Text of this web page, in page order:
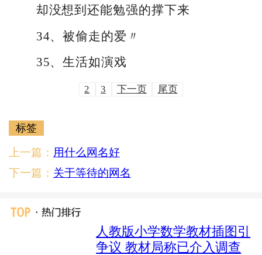
却没想到还能勉强的撑下来
34、被偷走的爱〃
35、生活如演戏
2 3 下一页 尾页
标签
上一篇： 用什么网名好
下一篇： 关于等待的网名
人教版小学数学教材插图引
争议 教材局称已介入调查